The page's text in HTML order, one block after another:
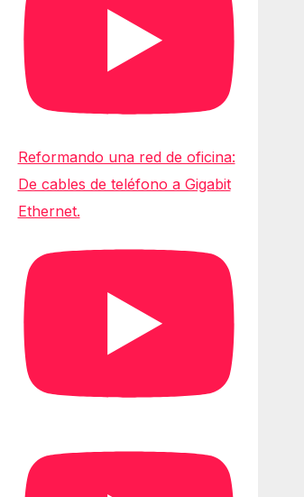
Reformando una red de oficina:
De cables de teléfono a Gigabit
Ethernet.